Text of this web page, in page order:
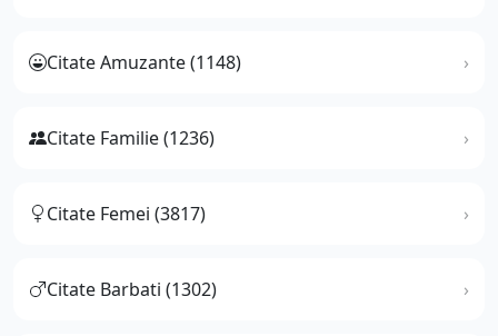
Citate Amuzante (1148)
Citate Familie (1236)
Citate Femei (3817)
Citate Barbati (1302)